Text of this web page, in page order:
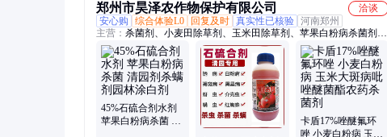
郑州市昊泽农作物保护有限公司
洽谈
安心购
综合体验L0 回复及时 真实性已核验 河南郑州
主营： 杀菌剂、小麦田除草剂、玉米田除草剂、苹果白粉病杀菌剂、
封闭田除草剂、调节剂、杀虫剂、肥料、水溶肥、地下害虫颗粒剂、
拌种剂、杀螨剂
45%石硫合剂水剂
苹果白粉病杀菌 清
卡盾17%唑醚氟环
唑 小麦白粉病 玉米